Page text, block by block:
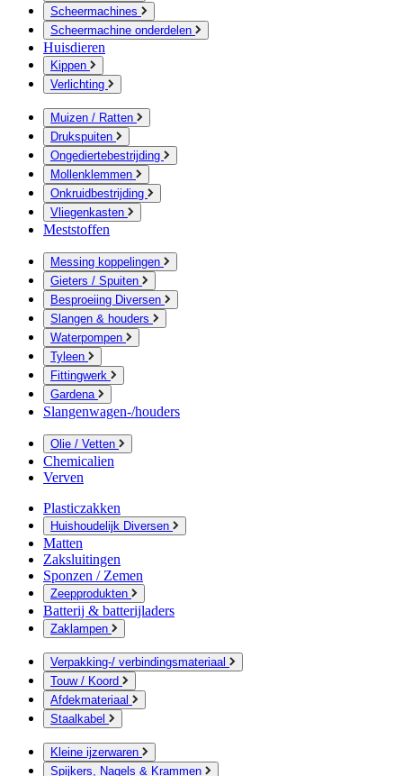
Scheermachines
Scheermachine onderdelen
Huisdieren
Kippen
Verlichting
Muizen / Ratten
Drukspuiten
Ongediertebestrijding
Mollenklemmen
Onkruidbestrijding
Vliegenkasten
Meststoffen
Messing koppelingen
Gieters / Spuiten
Besproeiing Diversen
Slangen & houders
Waterpompen
Tyleen
Fittingwerk
Gardena
Slangenwagen-/houders
Olie / Vetten
Chemicalien
Verven
Plasticzakken
Huishoudelijk Diversen
Matten
Zaksluitingen
Sponzen / Zemen
Zeepprodukten
Batterij & batterijladers
Zaklampen
Verpakking-/ verbindingsmateriaal
Touw / Koord
Afdekmateriaal
Staalkabel
Kleine ijzerwaren
Spijkers, Nagels & Krammen